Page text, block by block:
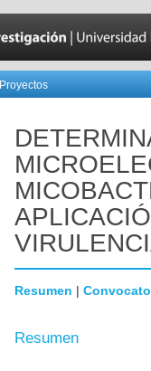
Proyectos
Resumen |
Resumen